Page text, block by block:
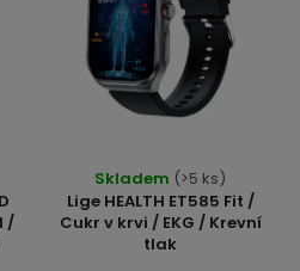
/
Lige HEALTH ET585 Fit /
Cukr v krvi / EKG / Krevní
tlak
hodnocení
produktu
je
Skladem (>5 ks)